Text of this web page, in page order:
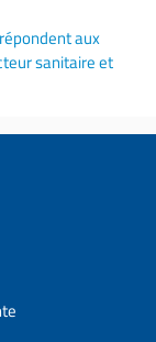
aux
sanitaire et